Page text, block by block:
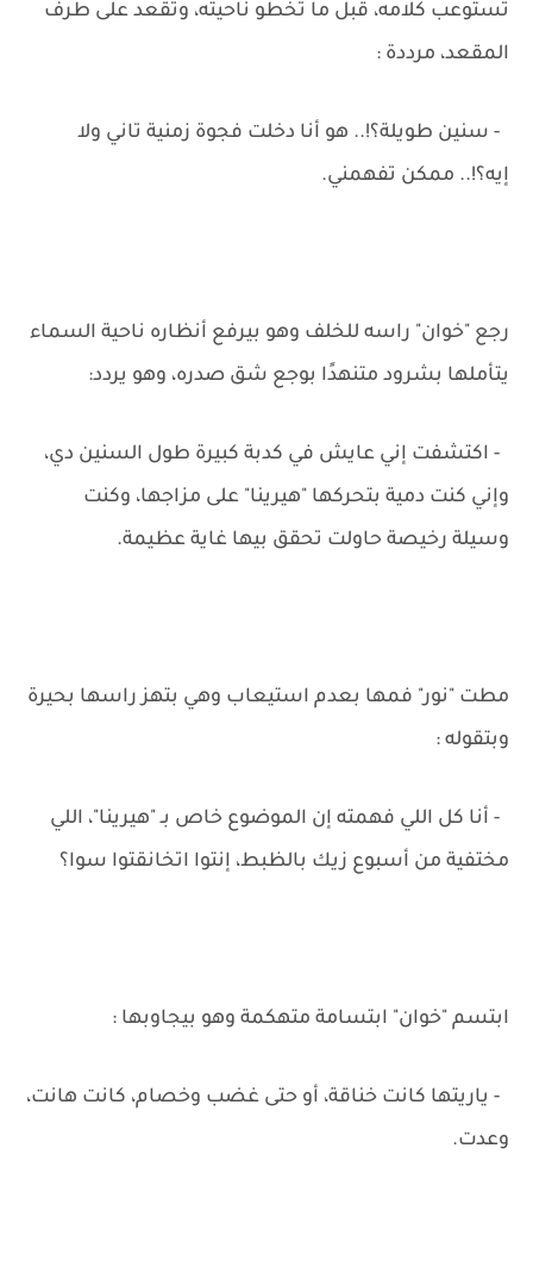
تستوعب كلامه، قبل ما تخطو ناحيته، وتقعد على طرف
المقعد، مرددة :
- سنين طويلة؟!.. هو أنا دخلت فجوة زمنية تاني ولا
إيه؟!.. ممكن تفهمني.
رجع "خوان" راسه للخلف وهو بيرفع أنظاره ناحية السماء
يتأملها بشرود متنهدًا بوجع شق صدره، وهو يردد:
- اكتشفت إني عايش في كدبة كبيرة طول السنين دي،
وإني كنت دمية بتحركها "هيرينا" على مزاجها، وكنت
وسيلة رخيصة حاولت تحقق بيها غاية عظيمة.
مطت "نور" فمها بعدم استيعاب وهي بتهز راسها بحيرة
وبتقوله :
- أنا كل اللي فهمته إن الموضوع خاص بـ "هيرينا"، اللي
مختفية من أسبوع زيك بالظبط، إنتوا اتخانقتوا سوا؟
ابتسم "خوان" ابتسامة متهكمة وهو بيجاوبها :
- ياريتها كانت خناقة، أو حتى غضب وخصام، كانت هانت،
وعدت.